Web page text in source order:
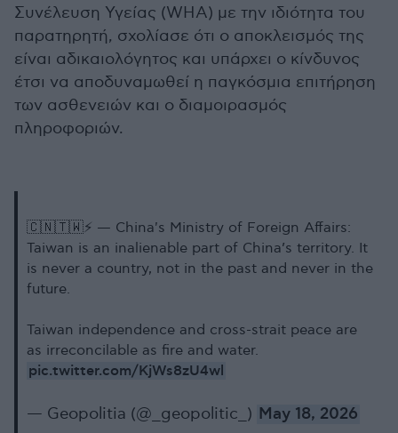
Συνέλευση Υγείας (WHA) με την ιδιότητα του
παρατηρητή, σχολίασε ότι ο αποκλεισμός της
είναι αδικαιολόγητος και υπάρχει ο κίνδυνος
έτσι να αποδυναμωθεί η παγκόσμια επιτήρηση
των ασθενειών και ο διαμοιρασμός
πληροφοριών.
🇨🇳🇹🇼⚡️ — China's Ministry of Foreign Affairs:
Taiwan is an inalienable part of China’s territory. It
is never a country, not in the past and never in the
future.
Taiwan independence and cross-strait peace are
as irreconcilable as fire and water.
pic.twitter.com/KjWs8zU4wl
— Geopolitia (@_geopolitic_) May 18, 2026